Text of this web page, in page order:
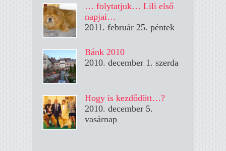
… folytatjuk… Lili első
napjai…
2011. február 25. péntek
Bánk 2010
2010. december 1. szerda
Hogy is kezdődött…?
2010. december 5.
vasárnap